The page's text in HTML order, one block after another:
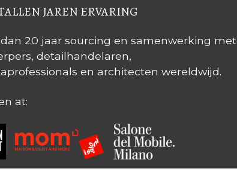
JAREN ERVARING
20 jaar sourcing en samenwerking met
detailhandelaren,
en architecten wereldwijd.
at: